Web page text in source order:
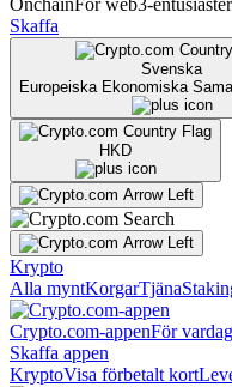
OnchainFör web3-entusiaster
Skaffa
Svenska
Europeiska Ekonomiska
HKD
Krypto
Alla myntKorgarTjäna
Crypto.com-appenFör
Skaffa appen
KryptoVisa förbetalt kort